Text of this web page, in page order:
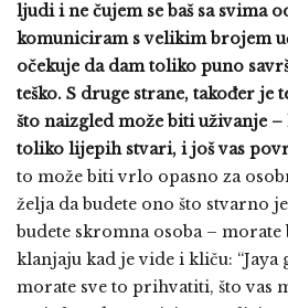
ljudi i ne čujem se baš sa svima
komuniciram s velikim brojem
očekuje da dam toliko puno
teško. S druge strane, također je
što naizgled može biti uživanje
toliko lijepih stvari, i još vas
to može biti vrlo opasno za
želja da budete ono što stvarno
budete skromna osoba –
klanjaju kad je vide i kliču: “Jaya
morate sve to prihvatiti, što vas